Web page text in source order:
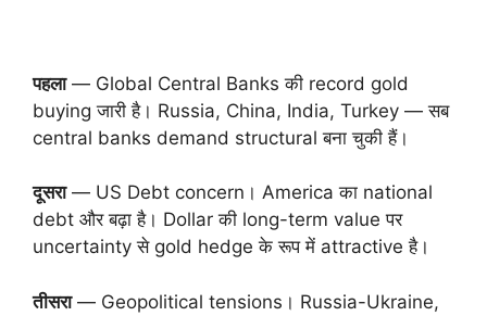
पहला— Global Central Banks की record gold
buying जारी है। Russia, China, India, Turkey — सब
central banks demand structural बना चुकी हैं।
दूसरा— US Debt concern। America का national
debt और बढ़ा है। Dollar की long-term value पर
uncertainty से gold hedge के रूप में attractive है।
तीसरा— Geopolitical tensions। Russia-Ukraine,